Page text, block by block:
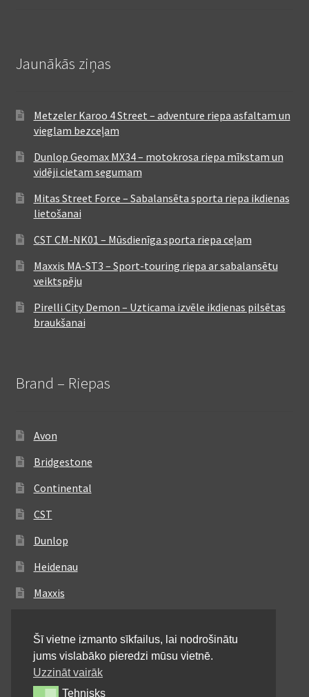
Jaunākās ziņas
Metzeler Karoo 4 Street – adventure riepa asfaltam un
vieglam bezceļam
Dunlop Geomax MX34 – motokrosa riepa mīkstam un
vidēji cietam segumam
Mitas Street Force – Sabalansēta sporta riepa ikdienas
lietošanai
CST CM-NK01 – Mūsdienīga sporta riepa ceļam
Maxxis MA-ST3 – Sport-touring riepa ar sabalansētu
veiktspēju
Pirelli City Demon – Uzticama izvēle ikdienas pilsētas
braukšanai
Brand – Riepas
Avon
Bridgestone
Continental
CST
Dunlop
Heidenau
Maxxis
Michelin
Mitas
Šī vietne izmanto sīkfailus, lai nodrošinātu
jums vislabāko pieredzi mūsu vietnē.
Uzzināt vairāk
TehnisksTehnisks